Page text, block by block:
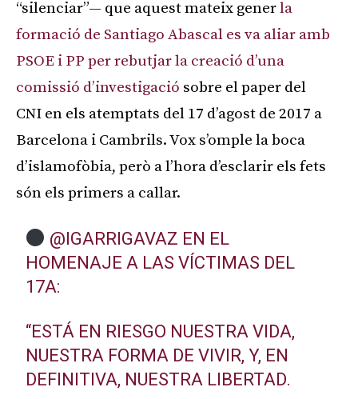
“silenciar”— que aquest mateix generla
formació de Santiago Abascal es va aliar amb
PSOE i PP per rebutjar la creació d’una
comissió d’investigació sobre el paper del
CNI en els atemptats del 17 d’agost de 2017 a
Barcelona i Cambrils. Vox s’omple la boca
d’islamofòbia, però a l’hora d’esclarir els fets
són els primers a callar.
@IGARRIGAVAZ EN EL
HOMENAJE A LAS VÍCTIMAS DEL
17A:
“ESTÁ EN RIESGO NUESTRA VIDA,
NUESTRA FORMA DE VIVIR, Y, EN
DEFINITIVA, NUESTRA LIBERTAD.